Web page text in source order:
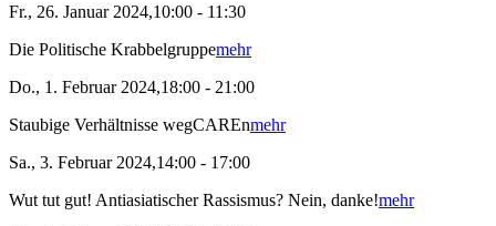
Fr., 26. Januar 2024,10:00 - 11:30
Die Politische Krabbelgruppemehr
Do., 1. Februar 2024,18:00 - 21:00
Staubige Verhältnisse wegCAREnmehr
Sa., 3. Februar 2024,14:00 - 17:00
Wut tut gut! Antiasiatischer Rassismus? Nein, danke!mehr